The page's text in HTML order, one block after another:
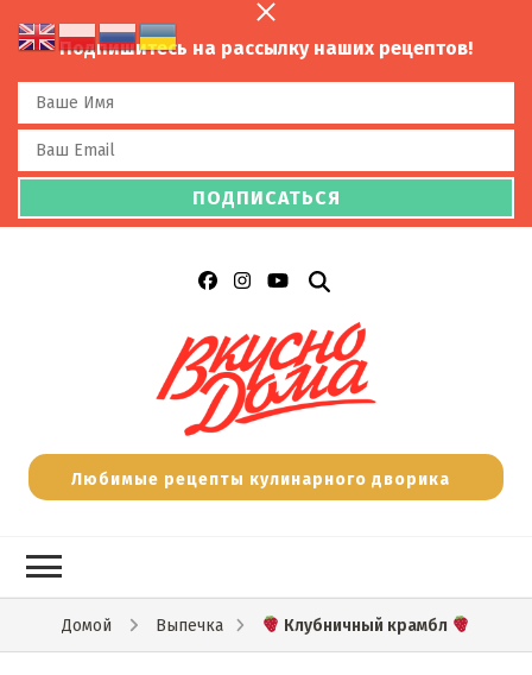
Подпишитесь на рассылку наших рецептов!
Любимые рецепты кулинарного дворика
Домой Выпечка Клубничный крамбл